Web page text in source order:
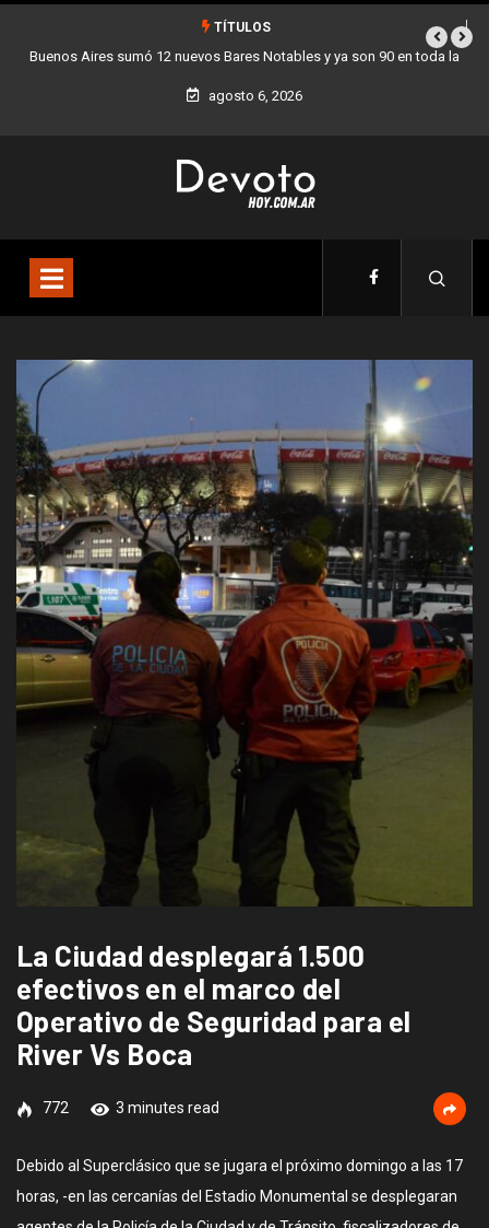
TÍTULOS
son 90 en toda la Los stands móviles de la Ciudad llegan esta semana
agosto 6, 2026
La Ciudad desplegará 1.500
efectivos en el marco del
Operativo de Seguridad para el
River Vs Boca
772 3 minutes read
Debido al Superclásico que se jugara el próximo domingo a las 17
horas, -en las cercanías del Estadio Monumental se desplegaran